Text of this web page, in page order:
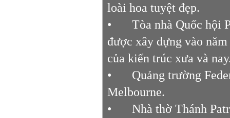
loài hoa tuyệt đẹp.
•
Tòa nhà Quốc hội
được xây dựng vào
của kiến trúc xưa và
•
Quảng trường
Melbourne.
•
Nhà thờ Thánh